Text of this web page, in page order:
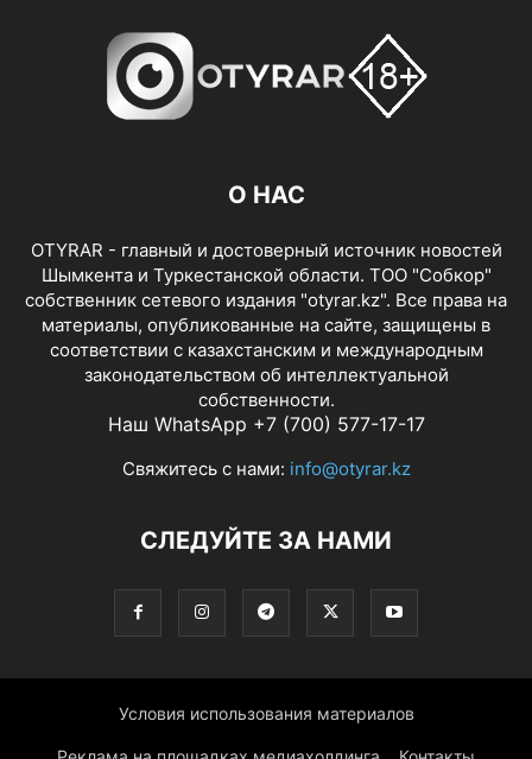
О НАС
OTYRAR - главный и достоверный источник новостей
Шымкента и Туркестанской области. ТОО "Собкор"
собственник сетевого издания "otyrar.kz". Все права на
материалы, опубликованные на сайте, защищены в
соответствии с казахстанским и международным
законодательством об интеллектуальной
собственности.
Наш WhatsApp +7 (700) 577-17-17
Свяжитесь с нами: info@otyrar.kz
СЛЕДУЙТЕ ЗА НАМИ
Условия использования материалов